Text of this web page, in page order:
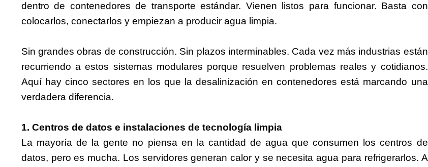
dentro de contenedores de transporte estándar. Vienen listos para funcionar. Basta con
colocarlos, conectarlos y empiezan a producir agua limpia.
Sin grandes obras de construcción. Sin plazos interminables. Cada vez más industrias están
recurriendo a estos sistemas modulares porque resuelven problemas reales y cotidianos.
Aquí hay cinco sectores en los que la desalinización en contenedores está marcando una
verdadera diferencia.
1. Centros de datos e instalaciones de tecnología limpia
La mayoría de la gente no piensa en la cantidad de agua que consumen los centros de
datos, pero es mucha. Los servidores generan calor y se necesita agua para refrigerarlos. A